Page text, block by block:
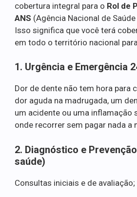
cobertura integral para o Rol de
ANS (Agência Nacional de
Isso significa que você terá
em todo o território nacional
1. Urgência e Emergência
Dor de dente não tem hora para
dor aguda na madrugada, um
um acidente ou uma inflamação
onde recorrer sem pagar nada a
2. Diagnóstico e
saúde)
Consultas iniciais e de avaliação;